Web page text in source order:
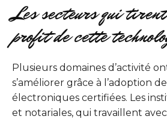
Les secteurs qui
profit de cette
Plusieurs domaines d’activité
s’améliorer grâce à l’adoption
électroniques certifiées. Les
et notariales, qui travaillent